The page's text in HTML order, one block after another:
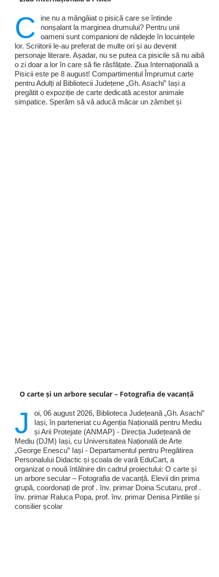
C
ine nu a mângâiat o pisică care se întinde
nonșalant la marginea drumului? Pentru unii
oameni sunt companioni de nădejde în locuințele
lor. Scriitorii le-au preferat de multe ori și au devenit
personaje literare. Așadar, nu se putea ca pisicile să nu aibă
o zi doar a lor în care să fie răsfățate. Ziua Internațională a
Pisicii este pe 8 august! Compartimentul Împrumut carte
pentru Adulți al Bibliotecii Județene „Gh. Asachi” Iași a
pregătit o expoziție de carte dedicată acestor animale
simpatice. Sperăm să vă aducă măcar un zâmbet și
O carte și un arbore secular – Fotografia de vacanță
J
oi, 06 august 2026, Biblioteca Județeană „Gh. Asachi”
Iași, în parteneriat cu Agenția Națională pentru Mediu
și Arii Protejate (ANMAP) - Direcția Județeană de
Mediu (DJM) Iași, cu Universitatea Națională de Arte
„George Enescu” Iași - Departamentul pentru Pregătirea
Personalului Didactic și școala de vară EduCart, a
organizat o nouă întâlnire din cadrul proiectului: O carte și
un arbore secular – Fotografia de vacanță. Elevii din prima
grupă, coordonați de prof . înv. primar Doina Scutaru, prof .
înv. primar Raluca Popa, prof. înv. primar Denisa Pintilie și
consilier școlar